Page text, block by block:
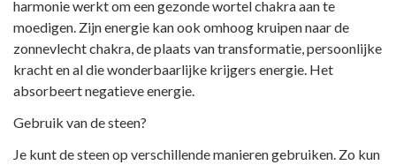
harmonie werkt om een gezonde wortel chakra aan te
moedigen. Zijn energie kan ook omhoog kruipen naar de
zonnevlecht chakra, de plaats van transformatie, persoonlijke
kracht en al die wonderbaarlijke krijgers energie. Het
absorbeert negatieve energie.
Gebruik van de steen?
Je kunt de steen op verschillende manieren gebruiken. Zo kun